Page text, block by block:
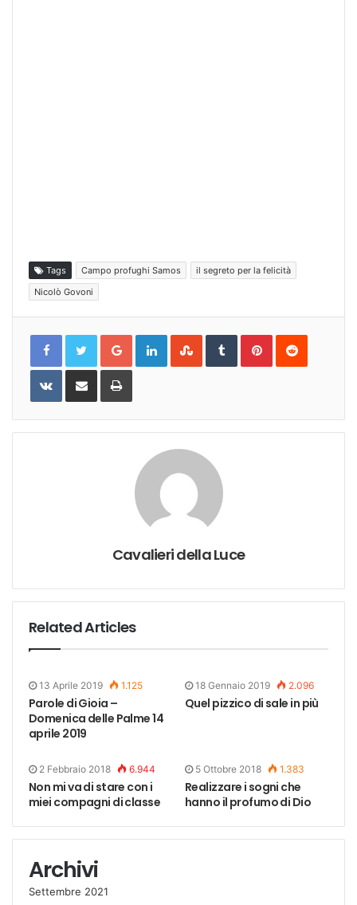
Tags Campo profughi Samos
il segreto per la felicità
Nicolò Govoni
Google+LinkedInStumbleUpon
TumblrPinterestReddit
VKontakteShare
Email
Print
Cavalieri della Luce
Related Articles
13 Aprile 2019 1.125
Parole di Gioia –
Domenica delle Palme 14
aprile 2019
18 Gennaio 2019 2.096
Quel pizzico di sale in più
2 Febbraio 2018 6.944
Non mi va di stare con i
miei compagni di classe
5 Ottobre 2018 1.383
Realizzare i sogni che
hanno il profumo di Dio
Archivi
Settembre 2021